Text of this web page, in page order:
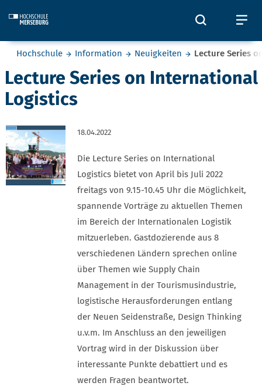
Öffnet
Sie befinden sich hier:
Hochschule Information Neuigkeiten Lecture Series
Lecture Series on International
Logistics
18.04.2022
Die Lecture Series on International
Logistics bietet von April bis Juli 2022
freitags von 9.15-10.45 Uhr die Möglichkeit,
spannende Vorträge zu aktuellen Themen
im Bereich der Internationalen Logistik
mitzuerleben. Gastdozierende aus 8
verschiedenen Ländern sprechen online
über Themen wie Supply Chain
Management in der Tourismusindustrie,
logistische Herausforderungen entlang
der Neuen Seidenstraße, Design Thinking
u.v.m. Im Anschluss an den jeweiligen
Vortrag wird in der Diskussion über
interessante Punkte debattiert und es
werden Fragen beantwortet.